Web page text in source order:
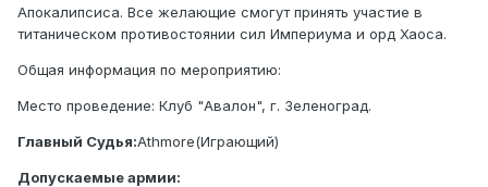
Апокалипсиса. Все желающие смогут принять участие в
титаническом противостоянии сил Империума и орд Хаоса.
Общая информация по мероприятию:
Место проведение: Клуб "Авалон", г. Зеленоград.
Главный Судья:Athmore(Играющий)
Допускаемые армии: